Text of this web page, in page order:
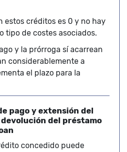
estos créditos es 0 y no hay
tipo de costes asociados.
y la prórroga sí acarrean
considerablemente a
el plazo para la
pago y extensión del
devolución del préstamo
concedido puede